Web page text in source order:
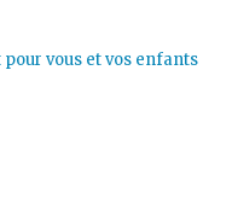
vous et vos enfants